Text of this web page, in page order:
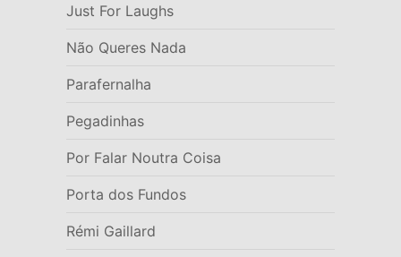
Just For Laughs
Não Queres Nada
Parafernalha
Pegadinhas
Por Falar Noutra Coisa
Porta dos Fundos
Rémi Gaillard